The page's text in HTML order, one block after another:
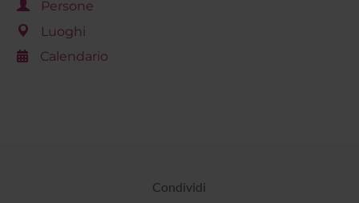
Persone
Luoghi
Calendario
Condividi